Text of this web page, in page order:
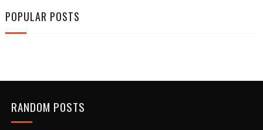
POPULAR POSTS
RANDOM POSTS